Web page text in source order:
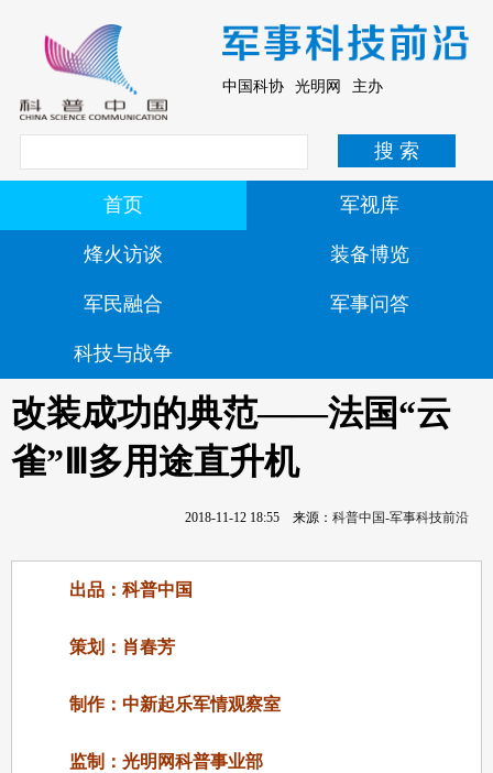
中国科协 光明网 主办
首页 军视库
烽火访谈 装备博览
军民融合 军事问答
科技与战争
改装成功的典范——法国“云
雀”Ⅲ多用途直升机
2018-11-12 18:55 来源： 科普中国-军事科技前沿
出品：科普中国
策划：肖春芳
制作：中新起乐军情观察室
监制：光明网科普事业部